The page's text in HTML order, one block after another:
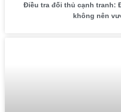
Điều tra đối thủ cạnh tranh:
không nên